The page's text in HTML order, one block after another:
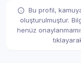
Bu profil,
oluşturulmuştur.
henüz